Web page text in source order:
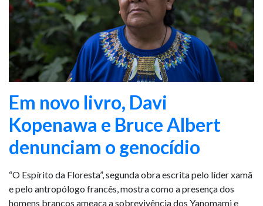
Em novo livro, Davi
Kopenawa e Bruce Albert
denunciam o genocídio
“O Espírito da Floresta”, segunda obra escrita pelo líder xamã
e pelo antropólogo francês, mostra como a presença dos
homens brancos ameaça a sobrevivência dos Yanomami e